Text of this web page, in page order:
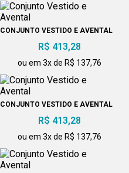
CONJUNTO VESTIDO E AVENTAL
R$ 413,28
ou em 3x de R$ 137,76
CONJUNTO VESTIDO E AVENTAL
R$ 413,28
ou em 3x de R$ 137,76